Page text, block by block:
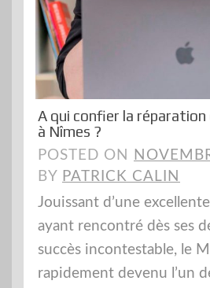
A qui confier la réparation
à Nîmes ?
POSTED ON
BY PATRICK CALIN
Jouissant d’une
ayant rencontré dès ses
succès incontestable, le
rapidement devenu l’un